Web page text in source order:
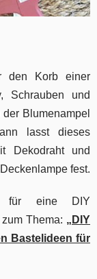
den Korb einer
Schrauben und
Blumenampel
lasst dieses
Dekodraht und
fest.
für eine DIY
Thema: „ DIY
Bastelideen für